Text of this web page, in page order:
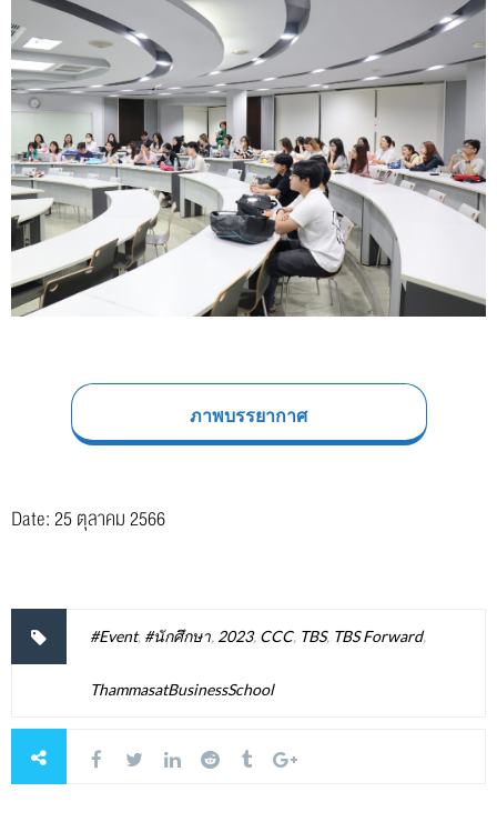
ภาพบรรยากาศ
Date: 25 ตุลาคม 2566
#Event, #นักศึกษา, 2023, CCC, TBS, TBS Forward,
ThammasatBusinessSchool